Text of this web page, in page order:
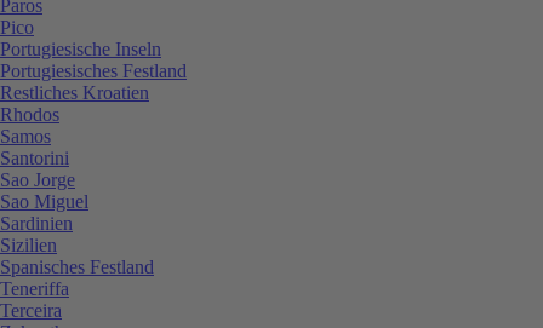
Paros
Pico
Portugiesische Inseln
Portugiesisches Festland
Restliches Kroatien
Rhodos
Samos
Santorini
Sao Jorge
Sao Miguel
Sardinien
Sizilien
Spanisches Festland
Teneriffa
Terceira